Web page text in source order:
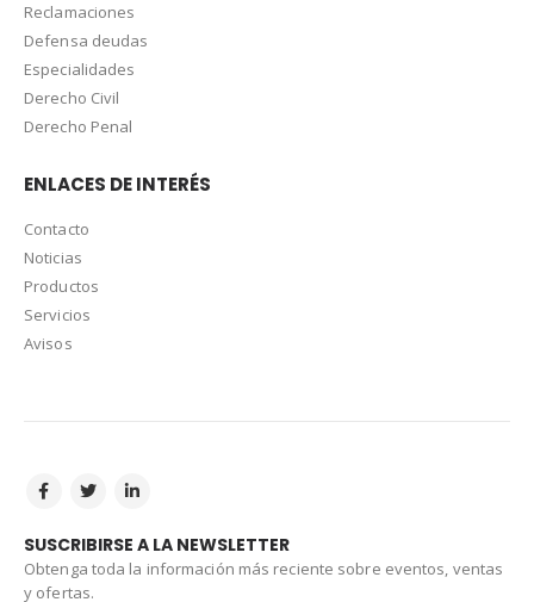
Reclamaciones
Defensa deudas
Especialidades
Derecho Civil
Derecho Penal
ENLACES DE INTERÉS
Contacto
Noticias
Productos
Servicios
Avisos
SUSCRIBIRSE A LA NEWSLETTER
Obtenga toda la información más reciente sobre eventos, ventas
y ofertas.